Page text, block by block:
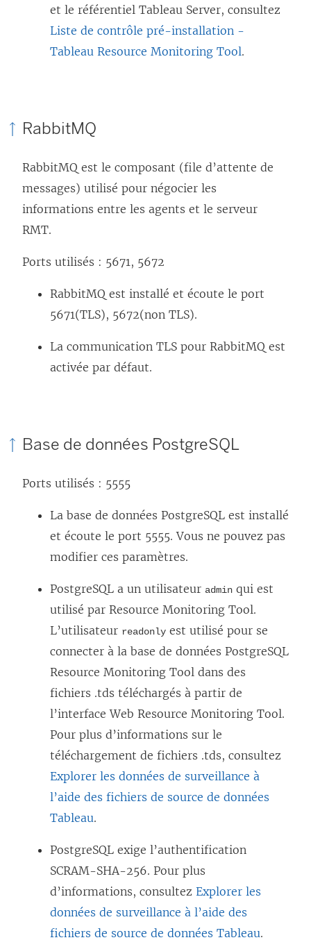
et le référentiel Tableau Server, consultez
Liste de contrôle pré-installation -
Tableau Resource Monitoring Tool.
RabbitMQ
RabbitMQ est le composant (file d’attente de
messages) utilisé pour négocier les
informations entre les agents et le serveur
RMT.
Ports utilisés : 5671, 5672
RabbitMQ est installé et écoute le port
5671(TLS), 5672(non TLS).
La communication TLS pour RabbitMQ est
activée par défaut.
Base de données PostgreSQL
Ports utilisés : 5555
La base de données PostgreSQL est installé
et écoute le port 5555. Vous ne pouvez pas
modifier ces paramètres.
PostgreSQL a un utilisateur admin qui est
utilisé par Resource Monitoring Tool.
L’utilisateur readonly est utilisé pour se
connecter à la base de données PostgreSQL
Resource Monitoring Tool dans des
fichiers .tds téléchargés à partir de
l’interface Web Resource Monitoring Tool.
Pour plus d’informations sur le
téléchargement de fichiers .tds, consultez
Explorer les données de surveillance à
l’aide des fichiers de source de données
Tableau.
PostgreSQL exige l’authentification
SCRAM-SHA-256. Pour plus
d’informations, consultez Explorer les
données de surveillance à l’aide des
fichiers de source de données Tableau.